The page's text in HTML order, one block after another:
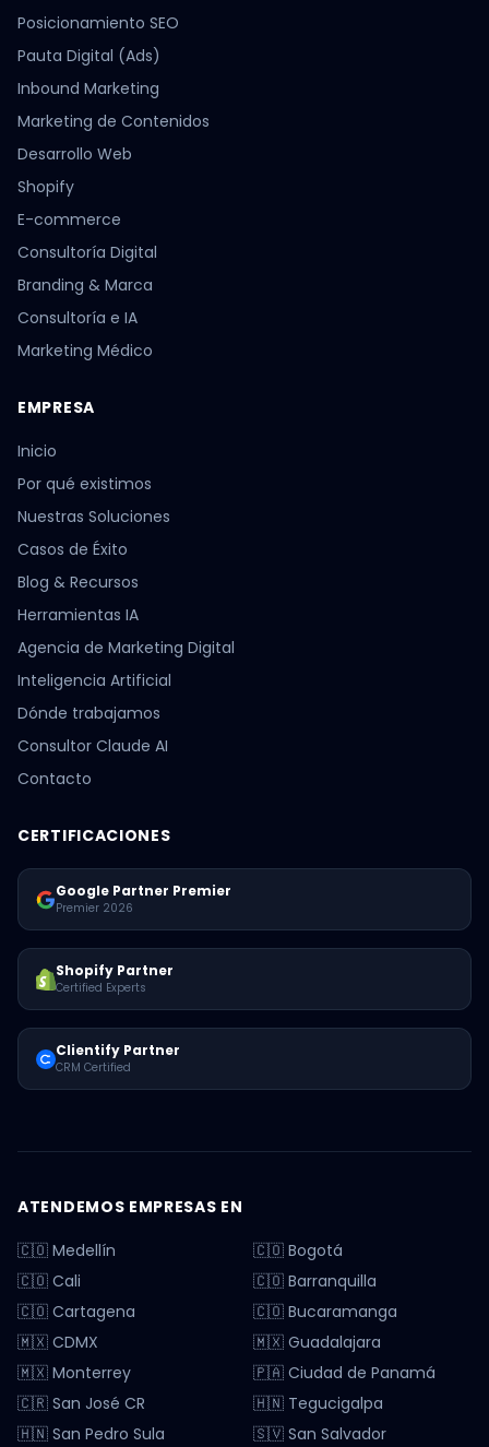
Posicionamiento SEO
Pauta Digital (Ads)
Inbound Marketing
Marketing de Contenidos
Desarrollo Web
Shopify
E-commerce
Consultoría Digital
Branding & Marca
Consultoría e IA
Marketing Médico
EMPRESA
Inicio
Por qué existimos
Nuestras Soluciones
Casos de Éxito
Blog & Recursos
Herramientas IA
Agencia de Marketing Digital
Inteligencia Artificial
Dónde trabajamos
Consultor Claude AI
Contacto
CERTIFICACIONES
Google Partner Premier
Premier 2026
Shopify Partner
Certified Experts
Clientify Partner
CRM Certified
ATENDEMOS EMPRESAS EN
🇨🇴 Medellín
🇨🇴 Bogotá
🇨🇴 Cali
🇨🇴 Barranquilla
🇨🇴 Cartagena
🇨🇴 Bucaramanga
🇲🇽 CDMX
🇲🇽 Guadalajara
🇲🇽 Monterrey
🇵🇦 Ciudad de Panamá
🇨🇷 San José CR
🇭🇳 Tegucigalpa
🇭🇳 San Pedro Sula
🇸🇻 San Salvador